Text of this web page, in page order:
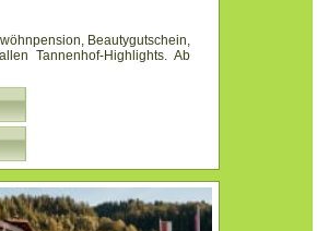
Beautygutschein,
Tannenhof-Highlights. Ab